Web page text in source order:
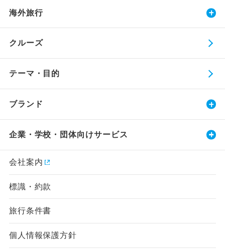
海外旅行
クルーズ
テーマ・目的
ブランド
企業・学校・団体向けサービス
会社案内
標識・約款
旅行条件書
個人情報保護方針